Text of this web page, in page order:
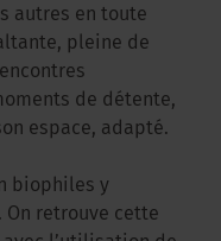
autres en toute
pleine de
de détente,
espace, adapté.
biophiles y
retrouve cette